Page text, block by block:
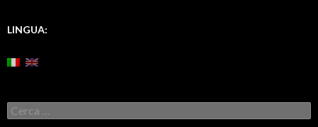
LINGUA:
Ricerca
per: